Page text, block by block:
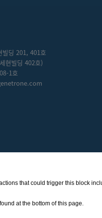
빌딩 201, 401호
현빌딩 402호)
1호
that could trigger this block
at the bottom of this page.